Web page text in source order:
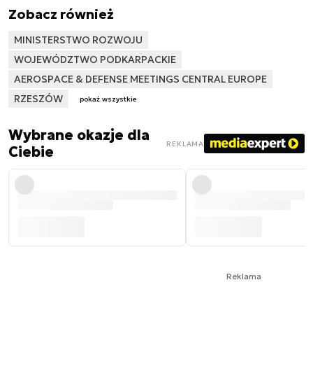
Zobacz również
MINISTERSTWO ROZWOJU
WOJEWÓDZTWO PODKARPACKIE
AEROSPACE & DEFENSE MEETINGS CENTRAL EUROPE
RZESZÓW
pokaż wszystkie
Wybrane okazje dla
Ciebie
REKLAMA
Reklama